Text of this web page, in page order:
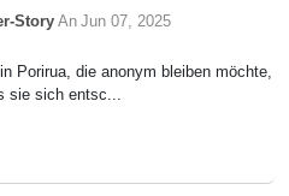
Story An Jun 07, 2025
Porirua, die anonym bleiben möchte,
sie sich entsc...